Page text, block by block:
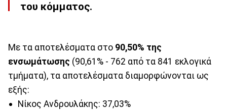
του κόμματος.
Με τα αποτελέσματα στο 90,50% της
ενσωμάτωσης (90,61% - 762 από τα 841 εκλογικά
τμήματα), τα αποτελέσματα διαμορφώνονται ως
εξής:
Νίκος Ανδρουλάκης: 37,03%